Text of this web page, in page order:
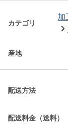
カテゴリ
加
産地
配送方法
配送料金（送料）